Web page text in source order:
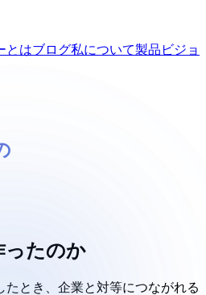
とはブログ私について製品 ビジョ
ったのか
たとき、企業と対等につながれる